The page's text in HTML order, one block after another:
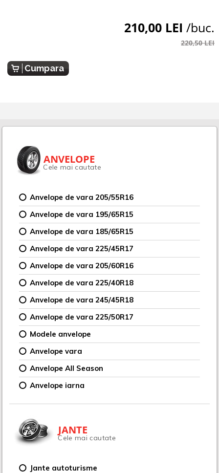
210,00 LEI /buc.
220,50 LEI
Cumpara
ANVELOPE
Cele mai cautate
Anvelope de vara 205/55R16
Anvelope de vara 195/65R15
Anvelope de vara 185/65R15
Anvelope de vara 225/45R17
Anvelope de vara 205/60R16
Anvelope de vara 225/40R18
Anvelope de vara 245/45R18
Anvelope de vara 225/50R17
Modele anvelope
Anvelope vara
Anvelope All Season
Anvelope iarna
JANTE
Cele mai cautate
Jante autoturisme